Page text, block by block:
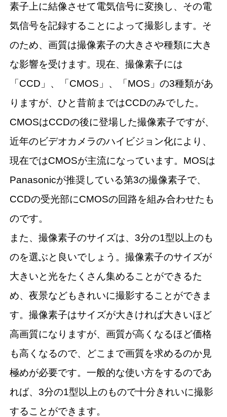
素子上に結像させて電気信号に変換し、その電
気信号を記録することによって撮影します。そ
のため、画質は撮像素子の大きさや種類に大き
な影響を受けます。現在、撮像素子には
「CCD」、「CMOS」、「MOS」の3種類があ
りますが、ひと昔前まではCCDのみでした。
CMOSはCCDの後に登場した撮像素子ですが、
近年のビデオカメラのハイビジョン化により、
現在ではCMOSが主流になっています。MOSは
Panasonicが推奨している第3の撮像素子で、
CCDの受光部にCMOSの回路を組み合わせたも
のです。
また、撮像素子のサイズは、3分の1型以上のも
のを選ぶと良いでしょう。撮像素子のサイズが
大きいと光をたくさん集めることができるた
め、夜景などもきれいに撮影することができま
す。撮像素子はサイズが大きければ大きいほど
高画質になりますが、画質が高くなるほど価格
も高くなるので、どこまで画質を求めるのか見
極めが必要です。一般的な使い方をするのであ
れば、3分の1型以上のもので十分きれいに撮影
することができます。